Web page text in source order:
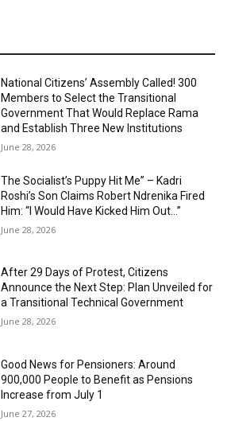
National Citizens’ Assembly Called! 300
Members to Select the Transitional
Government That Would Replace Rama
and Establish Three New Institutions
June 28, 2026
The Socialist’s Puppy Hit Me” – Kadri
Roshi’s Son Claims Robert Ndrenika Fired
Him: “I Would Have Kicked Him Out…”
June 28, 2026
After 29 Days of Protest, Citizens
Announce the Next Step: Plan Unveiled for
a Transitional Technical Government
June 28, 2026
Good News for Pensioners: Around
900,000 People to Benefit as Pensions
Increase from July 1
June 27, 2026